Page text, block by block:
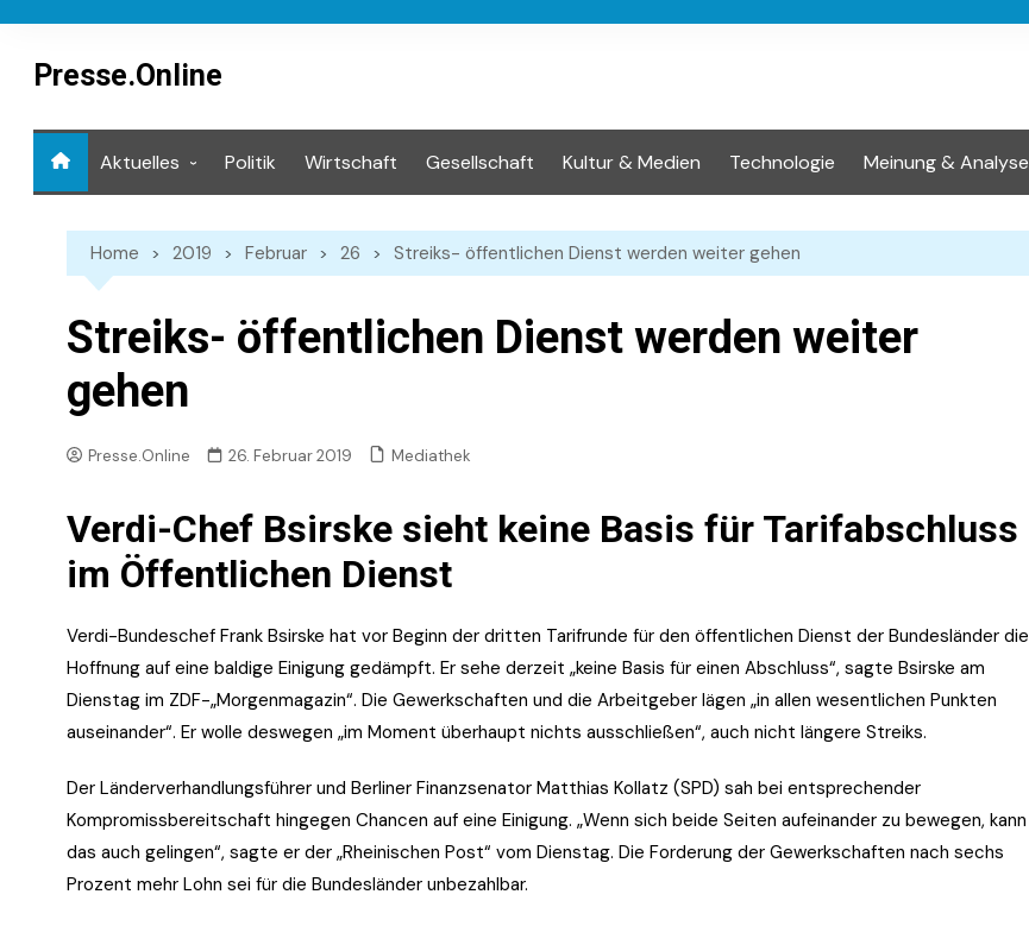
contentPresse.Online
Aktuelles Politik Wirtschaft Gesellschaft Kultur & Medien Technologie Meinung & Analyse
Home 2019 Februar 26 Streiks- öffentlichen Dienst werden weiter gehen
Streiks- öffentlichen Dienst werden weiter
gehen
Presse.Online 26. Februar 2019 Mediathek
Verdi-Chef Bsirske sieht keine Basis für Tarifabschluss
im Öffentlichen Dienst
Verdi-Bundeschef Frank Bsirske hat vor Beginn der dritten Tarifrunde für den öffentlichen Dienst der Bundesländer die
Hoffnung auf eine baldige Einigung gedämpft. Er sehe derzeit „keine Basis für einen Abschluss“, sagte Bsirske am
Dienstag im ZDF-„Morgenmagazin“. Die Gewerkschaften und die Arbeitgeber lägen „in allen wesentlichen Punkten
auseinander“. Er wolle deswegen „im Moment überhaupt nichts ausschließen“, auch nicht längere Streiks.
Der Länderverhandlungsführer und Berliner Finanzsenator Matthias Kollatz (SPD) sah bei entsprechender
Kompromissbereitschaft hingegen Chancen auf eine Einigung. „Wenn sich beide Seiten aufeinander zu bewegen, kann
das auch gelingen“, sagte er der „Rheinischen Post“ vom Dienstag. Die Forderung der Gewerkschaften nach sechs
Prozent mehr Lohn sei für die Bundesländer unbezahlbar.